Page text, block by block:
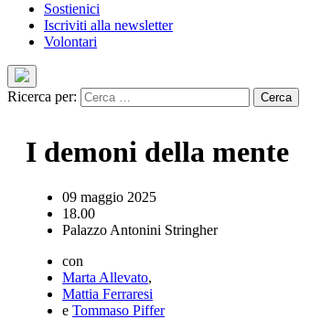
Sostienici
Iscriviti alla newsletter
Volontari
Ricerca per:
I demoni della mente
09 maggio 2025
18.00
Palazzo Antonini Stringher
con
Marta Allevato,
Mattia Ferraresi
e Tommaso Piffer